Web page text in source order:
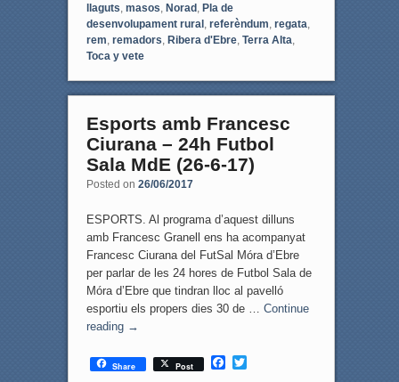
llaguts, masos, Norad , Pla de
desenvolupament rural , referèndum, regata,
rem, remadors, Ribera d'Ebre, Terra Alta,
Toca y vete
Esports amb Francesc
Ciurana – 24h Futbol
Sala MdE (26-6-17)
Posted on 26/06/2017
ESPORTS. Al programa d’aquest dilluns
amb Francesc Granell ens ha acompanyat
Francesc Ciurana del FutSal Móra d’Ebre
per parlar de les 24 hores de Futbol Sala de
Móra d’Ebre que tindran lloc al pavelló
esportiu els propers dies 30 de … Continue
reading →
Share Post
F
T